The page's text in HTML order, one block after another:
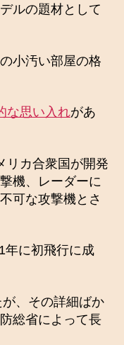
ルの題材として
小汚い部屋の格
な思い入れがあ
リカ合衆国が開発
機、レーダーに
可な攻撃機とさ
年に初飛行に成
、その詳細ばか
総省によって長